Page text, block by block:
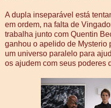
A dupla inseparável está
em ordem, na falta de
trabalha junto com Quentin
ganhou o apelido de Mysterio
um universo paralelo para
os ajudem com seus poderes